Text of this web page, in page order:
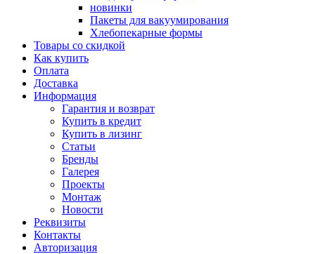
новинки
Пакеты для вакуумирования
Хлебопекарные формы
Товары со скидкой
Как купить
Оплата
Доставка
Информация
Гарантия и возврат
Купить в кредит
Купить в лизинг
Статьи
Бренды
Галерея
Проекты
Монтаж
Новости
Реквизиты
Контакты
Авторизация